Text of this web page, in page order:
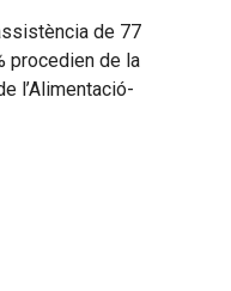
de 77
procedien de la
l’Alimentació-